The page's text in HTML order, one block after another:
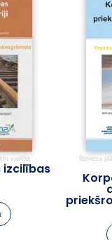
vadība
izcilības
Biznesa